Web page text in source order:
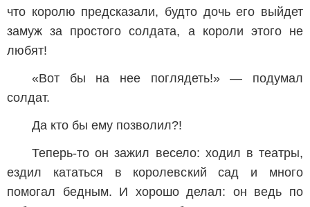
что королю предсказали, будто дочь его выйдет
замуж за простого солдата, а короли этого не
любят!
«Вот бы на нее поглядеть!» — подумал
солдат.
Да кто бы ему позволил?!
Теперь-то он зажил весело: ходил в театры,
ездил кататься в королевский сад и много
помогал бедным. И хорошо делал: он ведь по